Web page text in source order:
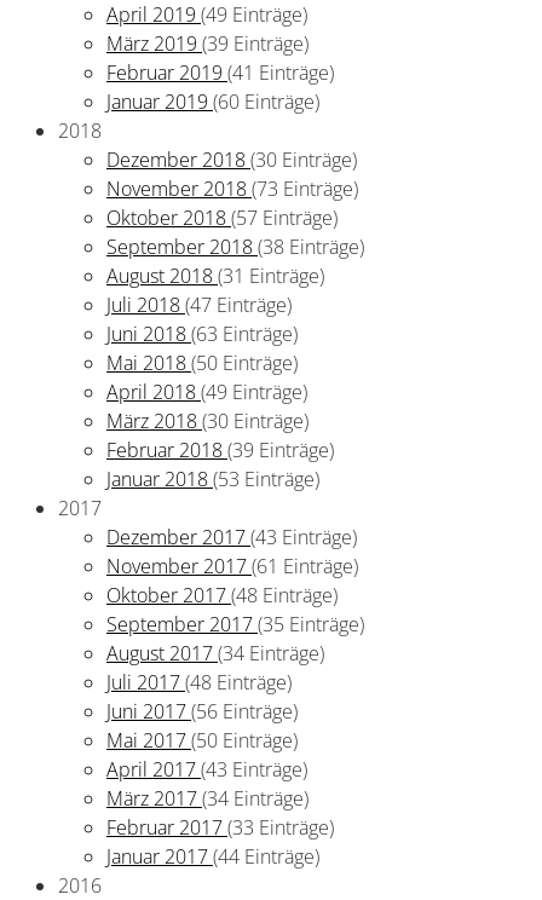
April 2019 (49 Einträge)
März 2019 (39 Einträge)
Februar 2019 (41 Einträge)
Januar 2019 (60 Einträge)
2018
Dezember 2018(30 Einträge)
November 2018(73 Einträge)
Oktober 2018(57 Einträge)
September 2018(38 Einträge)
August 2018(31 Einträge)
Juli 2018(47 Einträge)
Juni 2018(63 Einträge)
Mai 2018(50 Einträge)
April 2018(49 Einträge)
März 2018(30 Einträge)
Februar 2018(39 Einträge)
Januar 2018(53 Einträge)
2017
Dezember 2017(43 Einträge)
November 2017(61 Einträge)
Oktober 2017(48 Einträge)
September 2017(35 Einträge)
August 2017(34 Einträge)
Juli 2017(48 Einträge)
Juni 2017(56 Einträge)
Mai 2017(50 Einträge)
April 2017(43 Einträge)
März 2017(34 Einträge)
Februar 2017(33 Einträge)
Januar 2017(44 Einträge)
2016